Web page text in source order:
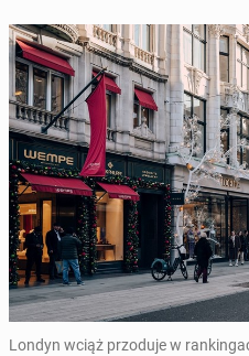
Londyn wciąż przoduje w